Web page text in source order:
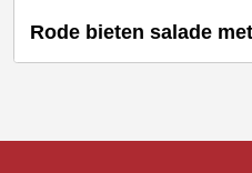
Rode bieten salade